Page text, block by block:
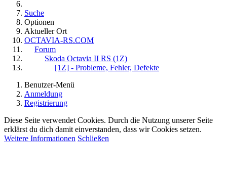
Suche
Optionen
Aktueller Ort
OCTAVIA-RS.COM
Forum
Skoda Octavia II RS (1Z)
[1Z] - Probleme, Fehler, Defekte
Benutzer-Menü
Anmeldung
Registrierung
Diese Seite verwendet Cookies. Durch die Nutzung unserer Seite
erklärst du dich damit einverstanden, dass wir Cookies setzen.
Weitere Informationen Schließen